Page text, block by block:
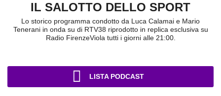
IL SALOTTO DELLO SPORT
Lo storico programma condotto da Luca Calamai e Mario
Tenerani in onda su di RTV38 riprodotto in replica esclusiva su
Radio FirenzeViola tutti i giorni alle 21:00.
LISTA PODCAST